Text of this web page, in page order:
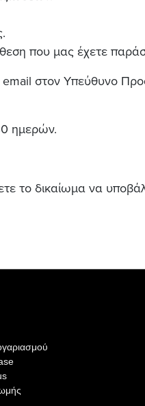
που μας έχετε
στον Υπεύθυνο
ημερών.
το δικαίωμα να